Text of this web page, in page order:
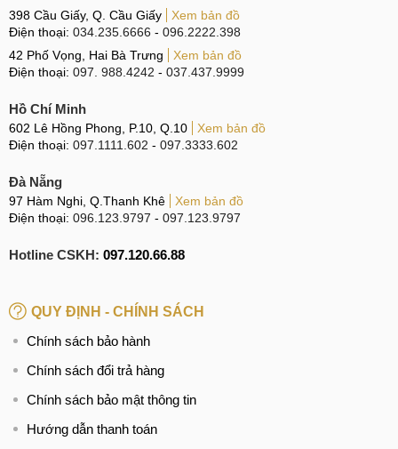
398 Cầu Giấy, Q. Cầu Giấy
Xem bản đồ
Điện thoại: 034.235.6666 - 096.2222.398
42 Phố Vọng, Hai Bà Trưng
Xem bản đồ
Điện thoại: 097. 988.4242 - 037.437.9999
Hồ Chí Minh
602 Lê Hồng Phong, P.10, Q.10
Xem bản đồ
Điện thoại: 097.1111.602 - 097.3333.602
Đà Nẵng
97 Hàm Nghi, Q.Thanh Khê
Xem bản đồ
Điện thoại: 096.123.9797 - 097.123.9797
Hotline CSKH: 097.120.66.88
QUY ĐỊNH - CHÍNH SÁCH
Chính sách bảo hành
Chính sách đổi trả hàng
Chính sách bảo mật thông tin
Hướng dẫn thanh toán